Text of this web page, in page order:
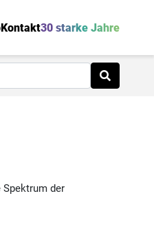
Kontakt30 starke Jahre
der